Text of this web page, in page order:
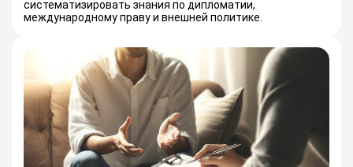
систематизировать знания по дипломатии,
международному праву и внешней политике.